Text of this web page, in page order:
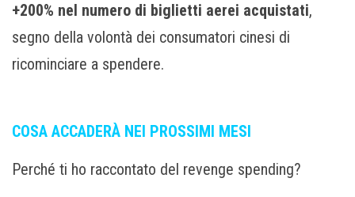
+200% nel numero di biglietti aerei acquistati,
segno della volontà dei consumatori cinesi di
ricominciare a spendere.
COSA ACCADERÀ NEI PROSSIMI MESI
Perché ti ho raccontato del revenge spending?